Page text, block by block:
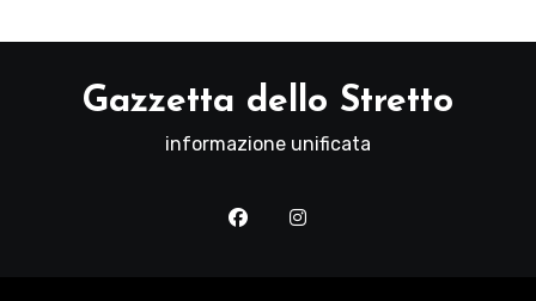
Gazzetta dello Stretto
informazione unificata